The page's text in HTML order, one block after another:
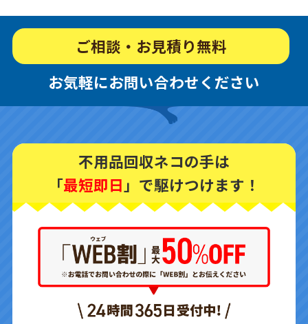
ご相談・お見積り無料
お気軽にお問い合わせください
不用品回収ネコの手は
「最短即日 」で駆けつけます！